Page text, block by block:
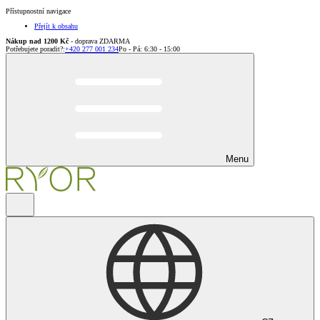
Přístupnostní navigace
Přejít k obsahu
Nákup nad 1200 Kč - doprava ZDARMA
Potřebujete poradit?:+420 277 001 234Po - Pá: 6:30 - 15:00
Menu